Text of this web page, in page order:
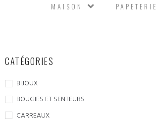
MAISON PAPETERIE
CATÉGORIES
BIJOUX
BOUGIES ET SENTEURS
CARREAUX